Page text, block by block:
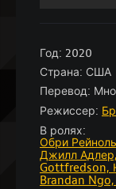
Год: 2020
Страна: США
Перевод:
Режиссер:
В ролях:
Обри
Джилл Адлер,
Gottfredson,
Brandan Ngo,